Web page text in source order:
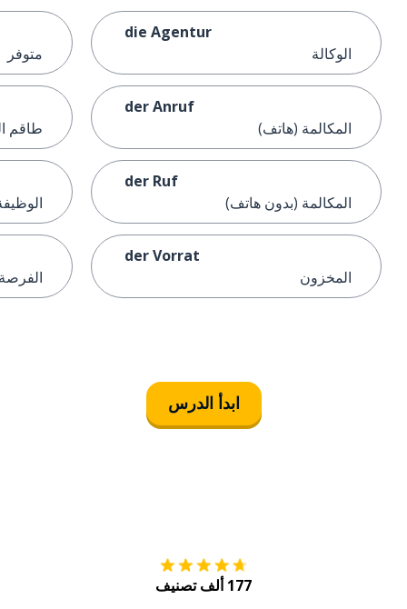
die Agentur
الوكالة
der Anruf
المكالمة (هاتف)
der Ruf
المكالمة (بدون هاتف)
der Vorrat
المخزون
متوفر
طاقم
ابدأ الدرس
177 ألف تصنيف